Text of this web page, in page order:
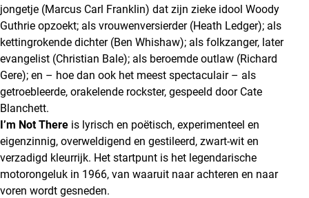
jongetje (Marcus Carl Franklin) dat zijn zieke idool Woody
Guthrie opzoekt; als vrouwenversierder (Heath Ledger); als
kettingrokende dichter (Ben Whishaw); als folkzanger, later
evangelist (Christian Bale); als beroemde outlaw (Richard
Gere); en – hoe dan ook het meest spectaculair – als
getroebleerde, orakelende rockster, gespeeld door Cate
Blanchett.
I’m Not There is lyrisch en poëtisch, experimenteel en
eigenzinnig, overweldigend en gestileerd, zwart-wit en
verzadigd kleurrijk. Het startpunt is het legendarische
motorongeluk in 1966, van waaruit naar achteren en naar
voren wordt gesneden.